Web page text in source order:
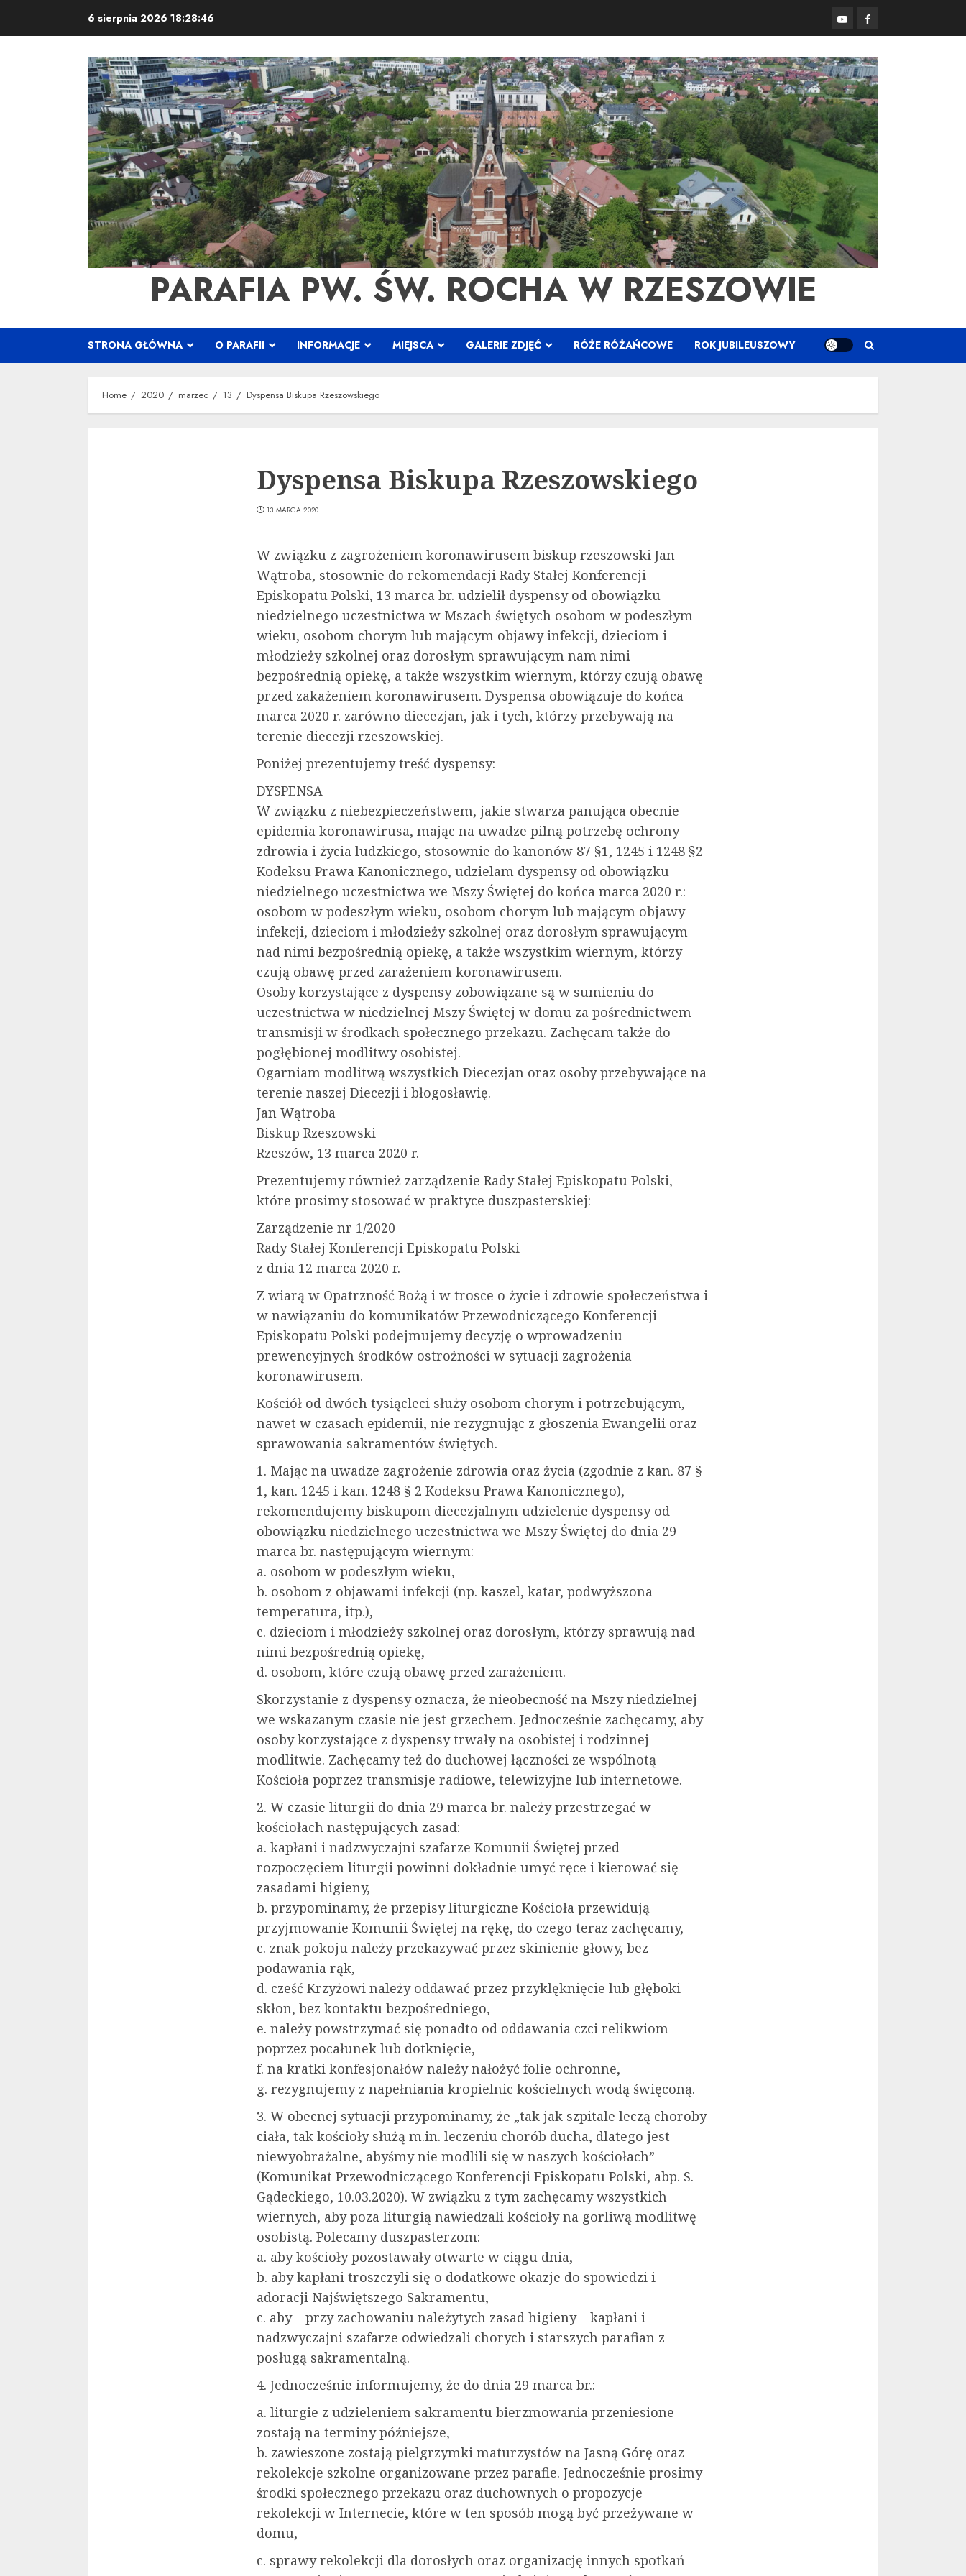
6 sierpnia 2026 18:28:47 YouTubeFacebook
PARAFIA PW. ŚW. ROCHA W RZESZOWIE
STRONA GŁÓWNA O PARAFII INFORMACJE MIEJSCA GALERIE ZDJĘĆ RÓŻE RÓŻAŃCOWE ROK JUBILEUSZOWY
Home 2020 marzec 13 Dyspensa Biskupa Rzeszowskiego
Dyspensa Biskupa Rzeszowskiego
13 MARCA 2020
W związku z zagrożeniem koronawirusem biskup rzeszowski Jan
Wątroba, stosownie do rekomendacji Rady Stałej Konferencji
Episkopatu Polski, 13 marca br. udzielił dyspensy od obowiązku
niedzielnego uczestnictwa w Mszach świętych osobom w podeszłym
wieku, osobom chorym lub mającym objawy infekcji, dzieciom i
młodzieży szkolnej oraz dorosłym sprawującym nam nimi
bezpośrednią opiekę, a także wszystkim wiernym, którzy czują obawę
przed zakażeniem koronawirusem. Dyspensa obowiązuje do końca
marca 2020 r. zarówno diecezjan, jak i tych, którzy przebywają na
terenie diecezji rzeszowskiej.
Poniżej prezentujemy treść dyspensy:
DYSPENSA
W związku z niebezpieczeństwem, jakie stwarza panująca obecnie
epidemia koronawirusa, mając na uwadze pilną potrzebę ochrony
zdrowia i życia ludzkiego, stosownie do kanonów 87 §1, 1245 i 1248 §2
Kodeksu Prawa Kanonicznego, udzielam dyspensy od obowiązku
niedzielnego uczestnictwa we Mszy Świętej do końca marca 2020 r.:
osobom w podeszłym wieku, osobom chorym lub mającym objawy
infekcji, dzieciom i młodzieży szkolnej oraz dorosłym sprawującym
nad nimi bezpośrednią opiekę, a także wszystkim wiernym, którzy
czują obawę przed zarażeniem koronawirusem.
Osoby korzystające z dyspensy zobowiązane są w sumieniu do
uczestnictwa w niedzielnej Mszy Świętej w domu za pośrednictwem
transmisji w środkach społecznego przekazu. Zachęcam także do
pogłębionej modlitwy osobistej.
Ogarniam modlitwą wszystkich Diecezjan oraz osoby przebywające na
terenie naszej Diecezji i błogosławię.
Jan Wątroba
Biskup Rzeszowski
Rzeszów, 13 marca 2020 r.
Prezentujemy również zarządzenie Rady Stałej Episkopatu Polski,
które prosimy stosować w praktyce duszpasterskiej:
Zarządzenie nr 1/2020
Rady Stałej Konferencji Episkopatu Polski
z dnia 12 marca 2020 r.
Z wiarą w Opatrzność Bożą i w trosce o życie i zdrowie społeczeństwa i
w nawiązaniu do komunikatów Przewodniczącego Konferencji
Episkopatu Polski podejmujemy decyzję o wprowadzeniu
prewencyjnych środków ostrożności w sytuacji zagrożenia
koronawirusem.
Kościół od dwóch tysiącleci służy osobom chorym i potrzebującym,
nawet w czasach epidemii, nie rezygnując z głoszenia Ewangelii oraz
sprawowania sakramentów świętych.
1. Mając na uwadze zagrożenie zdrowia oraz życia (zgodnie z kan. 87 §
1, kan. 1245 i kan. 1248 § 2 Kodeksu Prawa Kanonicznego),
rekomendujemy biskupom diecezjalnym udzielenie dyspensy od
obowiązku niedzielnego uczestnictwa we Mszy Świętej do dnia 29
marca br. następującym wiernym:
a. osobom w podeszłym wieku,
b. osobom z objawami infekcji (np. kaszel, katar, podwyższona
temperatura, itp.),
c. dzieciom i młodzieży szkolnej oraz dorosłym, którzy sprawują nad
nimi bezpośrednią opiekę,
d. osobom, które czują obawę przed zarażeniem.
Skorzystanie z dyspensy oznacza, że nieobecność na Mszy niedzielnej
we wskazanym czasie nie jest grzechem. Jednocześnie zachęcamy, aby
osoby korzystające z dyspensy trwały na osobistej i rodzinnej
modlitwie. Zachęcamy też do duchowej łączności ze wspólnotą
Kościoła poprzez transmisje radiowe, telewizyjne lub internetowe.
2. W czasie liturgii do dnia 29 marca br. należy przestrzegać w
kościołach następujących zasad:
a. kapłani i nadzwyczajni szafarze Komunii Świętej przed
rozpoczęciem liturgii powinni dokładnie umyć ręce i kierować się
zasadami higieny,
b. przypominamy, że przepisy liturgiczne Kościoła przewidują
przyjmowanie Komunii Świętej na rękę, do czego teraz zachęcamy,
c. znak pokoju należy przekazywać przez skinienie głowy, bez
podawania rąk,
d. cześć Krzyżowi należy oddawać przez przyklęknięcie lub głęboki
skłon, bez kontaktu bezpośredniego,
e. należy powstrzymać się ponadto od oddawania czci relikwiom
poprzez pocałunek lub dotknięcie,
f. na kratki konfesjonałów należy nałożyć folie ochronne,
g. rezygnujemy z napełniania kropielnic kościelnych wodą święconą.
3. W obecnej sytuacji przypominamy, że „tak jak szpitale leczą choroby
ciała, tak kościoły służą m.in. leczeniu chorób ducha, dlatego jest
niewyobrażalne, abyśmy nie modlili się w naszych kościołach”
(Komunikat Przewodniczącego Konferencji Episkopatu Polski, abp. S.
Gądeckiego, 10.03.2020). W związku z tym zachęcamy wszystkich
wiernych, aby poza liturgią nawiedzali kościoły na gorliwą modlitwę
osobistą. Polecamy duszpasterzom:
a. aby kościoły pozostawały otwarte w ciągu dnia,
b. aby kapłani troszczyli się o dodatkowe okazje do spowiedzi i
adoracji Najświętszego Sakramentu,
c. aby – przy zachowaniu należytych zasad higieny – kapłani i
nadzwyczajni szafarze odwiedzali chorych i starszych parafian z
posługą sakramentalną.
4. Jednocześnie informujemy, że do dnia 29 marca br.:
a. liturgie z udzieleniem sakramentu bierzmowania przeniesione
zostają na terminy późniejsze,
b. zawieszone zostają pielgrzymki maturzystów na Jasną Górę oraz
rekolekcje szkolne organizowane przez parafie. Jednocześnie prosimy
środki społecznego przekazu oraz duchownych o propozycje
rekolekcji w Internecie, które w ten sposób mogą być przeżywane w
domu,
c. sprawy rekolekcji dla dorosłych oraz organizację innych spotkań